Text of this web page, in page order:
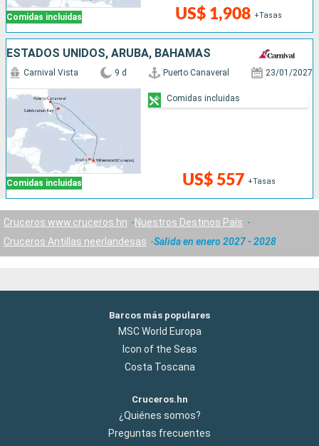
Comidas incluidas US$ 1,908 +Tasas
ESTADOS UNIDOS, ARUBA, BAHAMAS
Comidas incluidas
Carnival Vista 9 d Puerto Canaveral 23/01/2027
US$ 557 +Tasas
Comidas incluidas
Cruceros www.cruceros.hn
Nuestros Destinos País
Cruceros Antillas neerlandesas
Salida en enero 2027 - 2028
Barcos más populares
MSC World Europa
Icon of the Seas
Costa Toscana
Cruceros.hn
¿Quiénes somos?
Preguntas frecuentes